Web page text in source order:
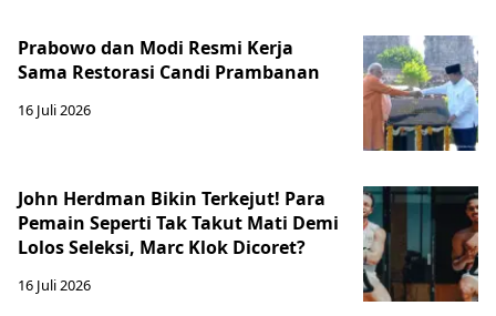
Prabowo dan Modi Resmi Kerja
Sama Restorasi Candi Prambanan
16 Juli 2026
John Herdman Bikin Terkejut! Para
Pemain Seperti Tak Takut Mati Demi
Lolos Seleksi, Marc Klok Dicoret?
16 Juli 2026